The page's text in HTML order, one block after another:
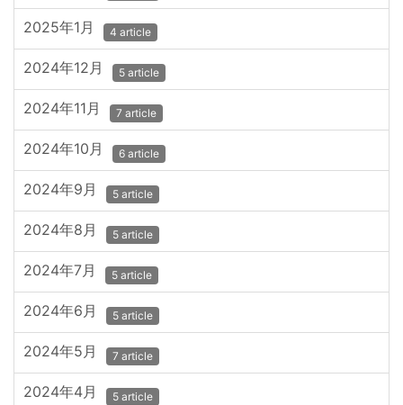
2025年1月 4 article
2024年12月 5 article
2024年11月 7 article
2024年10月 6 article
2024年9月 5 article
2024年8月 5 article
2024年7月 5 article
2024年6月 5 article
2024年5月 7 article
2024年4月 5 article